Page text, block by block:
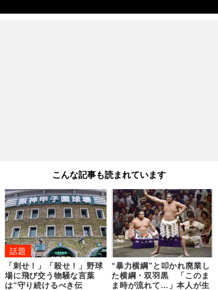
こんな記事も読まれています
話題
「刺せ！」「殺せ！」野球
場に飛び交う物騒な言葉
は“守り続けるべき伝
“暴力横綱”と叩かれ廃業し
た横綱・双羽黒 「このま
ま時が流れて…」本人が生